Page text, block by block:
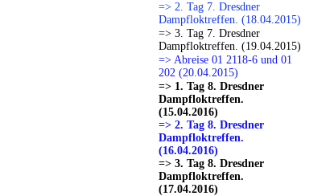
=> 2. Tag 7. Dresdner
Dampfloktreffen. (18.04.2015)
=> 3. Tag 7. Dresdner
Dampfloktreffen. (19.04.2015)
=> Abreise 01 2118-6 und 01
202 (20.04.2015)
=> 1. Tag 8. Dresdner
Dampfloktreffen.
(15.04.2016)
=> 2. Tag 8. Dresdner
Dampfloktreffen.
(16.04.2016)
=> 3. Tag 8. Dresdner
Dampfloktreffen.
(17.04.2016)